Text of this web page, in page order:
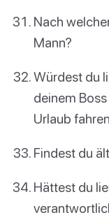
Nach
Mann?
Würdest du
deinem
Urlaub
Findest du
Hättest du